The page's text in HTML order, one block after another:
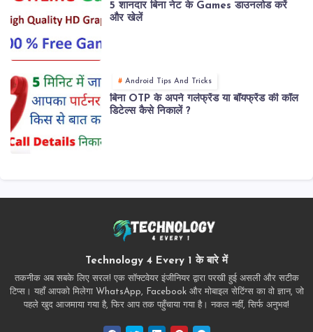
5 शानदार बिना नेट के Games डाउनलोड करें
और खेलें
Android Tips And Tricks
बिना OTP के अपने गर्लफ्रेंड या बॉयफ्रेंड की कॉल
डिटेल्स कैसे निकालें ?
Technology 4 Every 1 के बारे में
तकनीक अब सबके लिए सरल! एक सॉफ्टवेयर इंजीनियर द्वारा परखी हुई असली और सटीक
टिप्स। यहाँ आपको मिलेगा WhatsApp, Facebook और मोबाइल सेटिंग्स का वो ज्ञान, जो
पहले खुद आजमाया गया है, फिर आप तक पहुँचाया गया है। नकल नहीं, सिर्फ अनुभव!